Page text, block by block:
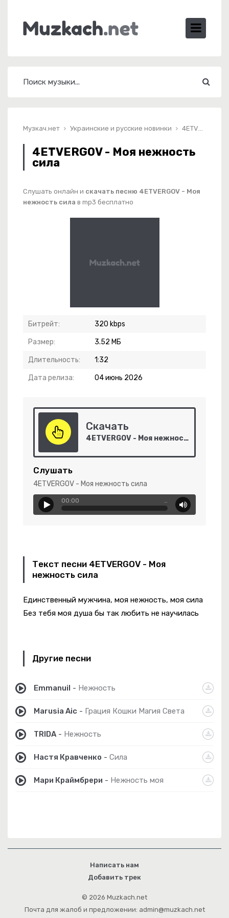
Музкач.нет Украинские и русские новинки 4ETVERGOV - Моя нежность сила
4ETVERGOV - Моя нежность
сила
Слушать онлайн и скачать песню 4ETVERGOV - Моя
нежность сила в mp3 бесплатно
Битрейт: 320 kbps
Размер: 3.52 МБ
Длительность: 1:32
Дата релиза: 04 июнь 2026
Скачать
4ETVERGOV - Моя нежность сила
Слушать
4ETVERGOV - Моя нежность сила
00:00 …
Текст песни 4ETVERGOV - Моя
нежность сила
Единственный мужчина, моя нежность, моя сила
Без тебя моя душа бы так любить не научилась
Другие песни
Emmanuil - Нежность
Marusia Aic - Грация Кошки Магия Света
TRIDA - Нежность
Настя Кравченко - Сила
Мари Краймбрери - Нежность моя
Написать нам
Добавить трек
© 2026 Muzkach.net
Почта для жалоб и предложении: admin@muzkach.net
Служим России!
Девчонки
-Услышь Меня Хорошая!
Украла Моё Сердце